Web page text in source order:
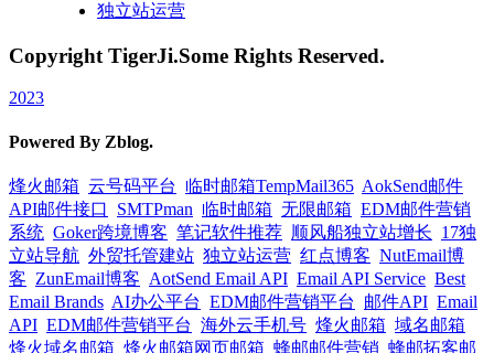
独立站运营
Copyright TigerJi.Some Rights Reserved.
2023
Powered By Zblog.
烽火邮箱 云号码平台 临时邮箱TempMail365 AokSend邮件
API邮件接口
SMTPman 临时邮箱 无限邮箱 EDM邮件营销
系统 Goker跨境博客 笔记软件推荐 顺风船独立站增长 17独
立站导航 外贸托管建站 独立站运营 红点博客 NutEmail博
客 ZunEmail博客 AotSend Email API Email API Service Best
Email Brands AI办公平台 EDM邮件营销平台 邮件API Email
API EDM邮件营销平台 海外云手机号 烽火邮箱 域名邮箱
烽火域名邮箱 烽火邮箱网页邮箱 蜂邮邮件营销 蜂邮拓客邮